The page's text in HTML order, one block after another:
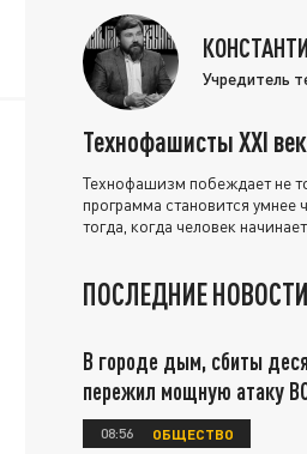
Учредитель
Технофашисты XXI
Технофашизм побеждает не
программа становится умнее
тогда, когда человек
ПОСЛЕДНИЕ НОВОСТИ
В городе дым, сбиты
пережил мощную атаку
08:56 ОБЩЕСТВО